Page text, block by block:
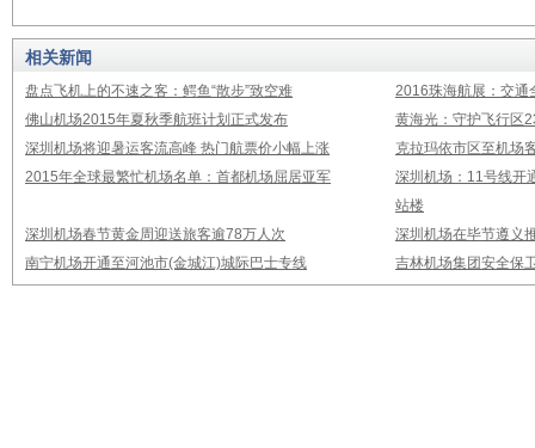
相关新闻
盘点飞机上的不速之客：鳄鱼“散步”致空难
2016珠海航展：交通
佛山机场2015年夏秋季航班计划正式发布
黄海光：守护飞行区
深圳机场将迎暑运客流高峰 热门航票价小幅上涨
克拉玛依市区至机场
2015年全球最繁忙机场名单：首都机场屈居亚军
深圳机场：11号线开
站楼
深圳机场春节黄金周迎送旅客逾78万人次
深圳机场在毕节遵义
南宁机场开通至河池市(金城江)城际巴士专线
吉林机场集团安全保